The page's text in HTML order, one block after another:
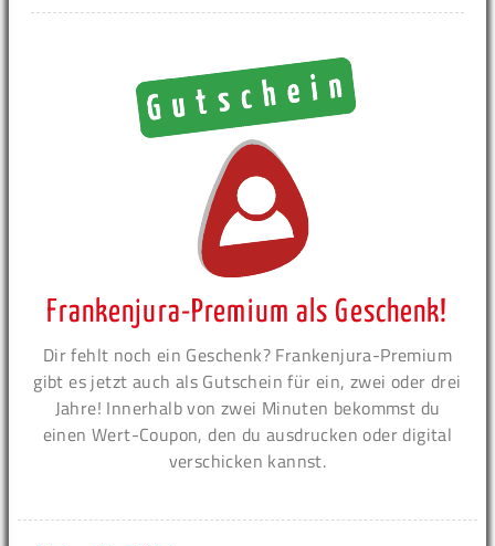
Frankenjura-Premium als Geschenk!
Dir fehlt noch ein Geschenk? Frankenjura-Premium
gibt es jetzt auch als Gutschein für ein, zwei oder drei
Jahre! Innerhalb von zwei Minuten bekommst du
einen Wert-Coupon, den du ausdrucken oder digital
verschicken kannst.